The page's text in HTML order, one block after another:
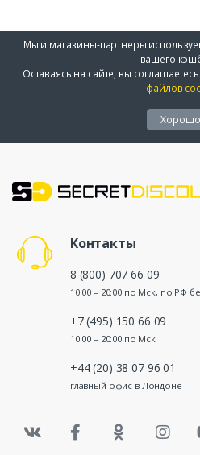
Мы и магазины-партнеры
вашего
Оставаясь на сайте, вы
файлов
Хорошо
Контакты
8 (800) 707 66 09
10:00 – 20:00 по Мск, по РФ
+7 (495) 150 66 09
10:00 – 20:00 по Мск
+44 (20) 38 07 96 01
главный офис в Лондоне